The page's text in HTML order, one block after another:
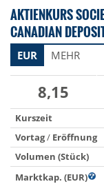
AKTIENKURS
CANADIAN
EUR MEHR
8,15
Kurszeit
Vortag/ Eröffnung
Volumen (Stück)
Marktkap. (EUR)